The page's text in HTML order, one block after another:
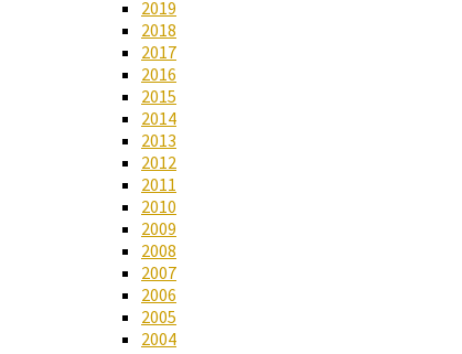
2019
2018
2017
2016
2015
2014
2013
2012
2011
2010
2009
2008
2007
2006
2005
2004